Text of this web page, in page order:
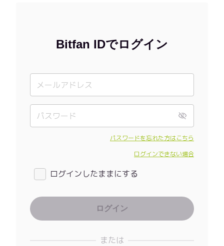
Bitfan IDでログイン
パスワードを忘れた方はこちら
ログインできない場合
ログインしたままにする
または